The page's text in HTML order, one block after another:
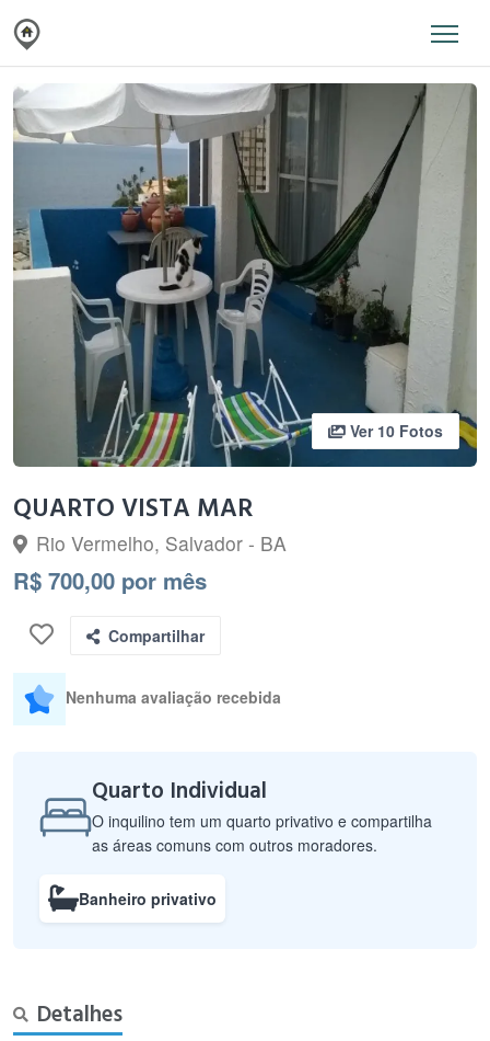
Ver 10 Fotos
QUARTO VISTA MAR
Rio Vermelho, Salvador - BA
R$ 700,00 por mês
Compartilhar
Nenhuma avaliação recebida
Quarto Individual
O inquilino tem um quarto privativo e compartilha
as áreas comuns com outros moradores.
Banheiro privativo
Detalhes